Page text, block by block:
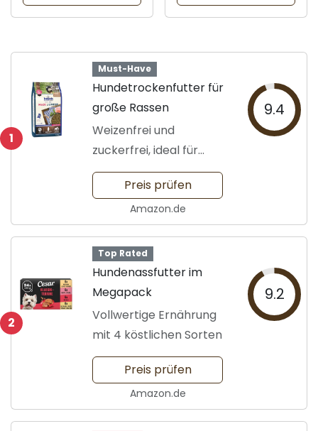
1
Must-Have
Hundetrockenfutter für
große Rassen
Weizenfrei und
zuckerfrei, ideal für
Junghunde
9.4
Preis prüfen
Amazon.de
2
Top Rated
Hundenassfutter im
Megapack
Vollwertige Ernährung
mit 4 köstlichen Sorten
9.2
Preis prüfen
Amazon.de